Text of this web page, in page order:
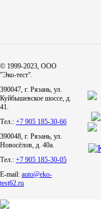
Автоаксессуары
Автохимия
Материалы для
Свечи
© 1999-2023, ООО
"Эко-тест".
390047, г. Рязань, ул.
Куйбышевское шоссе, д.
41.
Тел.: +7 905 185-30-66
390048, г. Рязань, ул.
Новосёлов, д. 40а.
Тел.: +7 905 185-30-05
E-mail: auto@eko-
test62.ru